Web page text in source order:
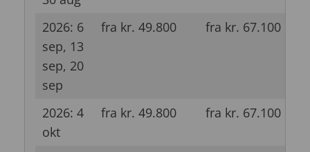
2026: 6
sep, 13
sep, 20
sep
fra kr. 49.800 fra kr. 67.100
2026: 4
okt
fra kr. 49.800 fra kr. 67.100